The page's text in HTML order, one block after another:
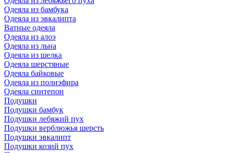
Одеяла из бамбука
Одеяла из эвкалипта
Ватные одеяла
Одеяла из алоэ
Одеяла из льна
Одеяла из шелка
Одеяла шерстяные
Одеяла байковые
Одеяла из полиэфира
Одеяла синтепон
Подушки
Подушки бамбук
Подушки лебяжий пух
Подушки верблюжья шерсть
Подушки эвкалипт
Подушки козий пух